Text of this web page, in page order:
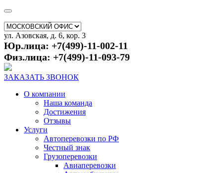
ул. Азовская, д. 6, кор. 3
Юр.лица: +7(499)-11-002-11
Физ.лица: +7(499)-11-093-79
ЗАКАЗАТЬ ЗВОНОК
О компании
Наша команда
Достижения
Отзывы
Услуги
Автоперевозки по РФ
Честный знак
Грузоперевозки
Авиаперевозки